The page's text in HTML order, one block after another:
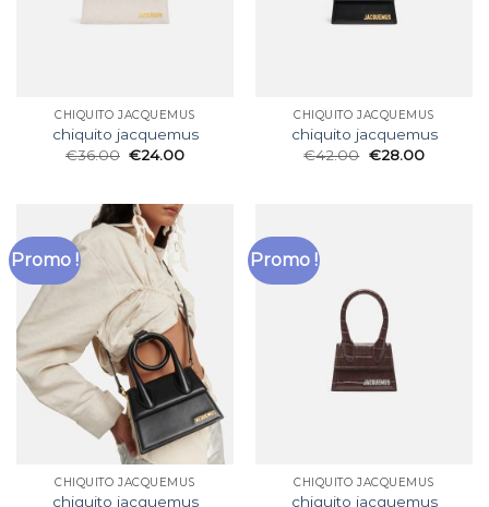
CHIQUITO JACQUEMUS
chiquito jacquemus
€36.00 €24.00
CHIQUITO JACQUEMUS
chiquito jacquemus
€42.00 €28.00
Promo !
CHIQUITO JACQUEMUS
chiquito jacquemus
Promo !
CHIQUITO JACQUEMUS
chiquito jacquemus